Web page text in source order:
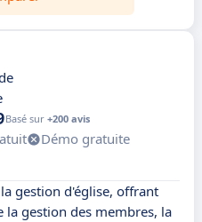
Basé sur +200 avis
Démo gratuite
gestion d'église, offrant
gestion des membres, la